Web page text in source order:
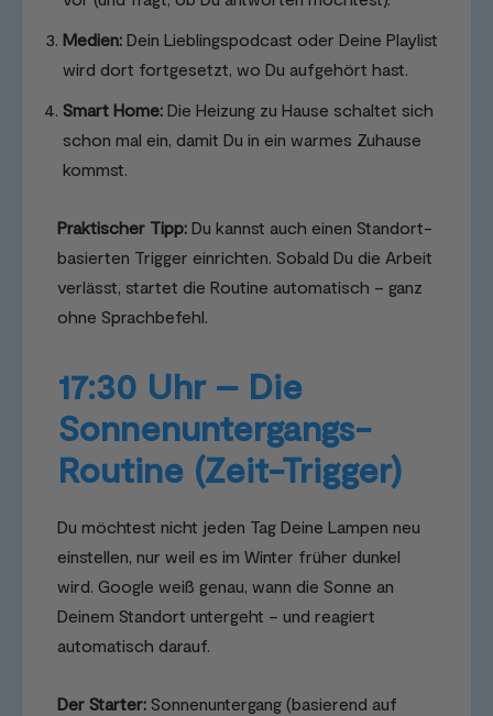
Medien: Dein Lieblingspodcast oder Deine Playlist
wird dort fortgesetzt, wo Du aufgehört hast.
Smart Home: Die Heizung zu Hause schaltet sich
schon mal ein, damit Du in ein warmes Zuhause
kommst.
Praktischer Tipp: Du kannst auch einen Standort-
basierten Trigger einrichten. Sobald Du die Arbeit
verlässt, startet die Routine automatisch – ganz
ohne Sprachbefehl.
17:30 Uhr – Die
Sonnenuntergangs-
Routine (Zeit-Trigger)
Du möchtest nicht jeden Tag Deine Lampen neu
einstellen, nur weil es im Winter früher dunkel
wird. Google weiß genau, wann die Sonne an
Deinem Standort untergeht – und reagiert
automatisch darauf.
Der Starter: Sonnenuntergang (basierend auf